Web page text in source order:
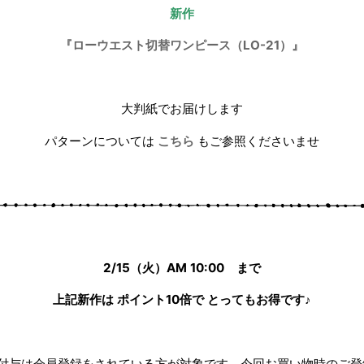
新作
『ローウエスト切替ワンピース（LO-21）』
大判紙でお届けします
パターンについては こちら もご参照くださいませ
2/15（火）AM 10:00 まで
上記新作は ポイント10倍で とってもお得です♪